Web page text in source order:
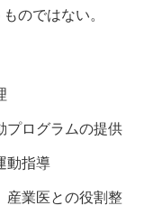
のではない。
プログラムの提供
動指導
産業医との役割整